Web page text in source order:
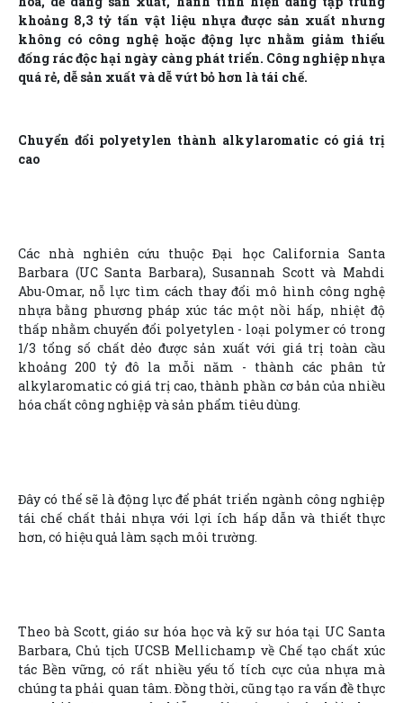
khoảng 8,3 tỷ tấn vật liệu nhựa được sản xuất nhưng
không có công nghệ hoặc động lực nhằm giảm thiểu
đống rác độc hại ngày càng phát triển. Công nghiệp nhựa
quá rẻ, dễ sản xuất và dễ vứt bỏ hơn là tái chế.
Chuyển đổi polyetylen thành alkylaromatic có giá trị
cao
Các nhà nghiên cứu thuộc Đại học California Santa
Barbara (UC Santa Barbara), Susannah Scott và Mahdi
Abu-Omar, nỗ lực tìm cách thay đổi mô hình công nghệ
nhựa bằng phương pháp xúc tác một nồi hấp, nhiệt độ
thấp nhằm chuyển đổi polyetylen - loại polymer có trong
1/3 tổng số chất dẻo được sản xuất với giá trị toàn cầu
khoảng 200 tỷ đô la mỗi năm - thành các phân tử
alkylaromatic có giá trị cao, thành phần cơ bản của nhiều
hóa chất công nghiệp và sản phẩm tiêu dùng.
Đây có thể sẽ là động lực để phát triển ngành công nghiệp
tái chế chất thải nhựa với lợi ích hấp dẫn và thiết thực
hơn, có hiệu quả làm sạch môi trường.
Theo bà Scott, giáo sư hóa học và kỹ sư hóa tại UC Santa
Barbara, Chủ tịch UCSB Mellichamp về Chế tạo chất xúc
tác Bền vững, có rất nhiều yếu tố tích cực của nhựa mà
chúng ta phải quan tâm. Đồng thời, cũng tạo ra vấn đề thực